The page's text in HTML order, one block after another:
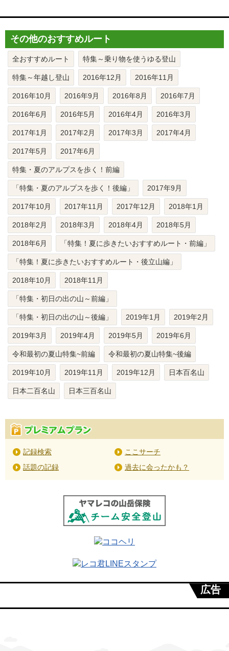
その他のおすすめルート
全おすすめルート 特集～乗り物を使うゆる登山
特集～年越し登山 2016年12月 2016年11月
2016年10月 2016年9月 2016年8月 2016年7月
2016年6月 2016年5月 2016年4月 2016年3月
2017年1月 2017年2月 2017年3月 2017年4月
2017年5月 2017年6月
特集・夏のアルプスを歩く！前編
「特集・夏のアルプスを歩く！後編」 2017年9月
2017年10月 2017年11月 2017年12月 2018年1月
2018年2月 2018年3月 2018年4月 2018年5月
2018年6月 「特集！夏に歩きたいおすすめルート・前編」
「特集！夏に歩きたいおすすめルート・後立山編」
2018年10月 2018年11月
「特集・初日の出の山～前編」
「特集・初日の出の山～後編」 2019年1月 2019年2月
2019年3月 2019年4月 2019年5月 2019年6月
令和最初の夏山特集~前編 令和最初の夏山特集~後編
2019年10月 2019年11月 2019年12月 日本百名山
日本二百名山 日本三百名山
記録検索
ここサーチ
話題の記録
過去に会ったかも？
広告